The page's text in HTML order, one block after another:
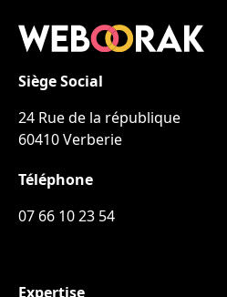
Siège Social
24 Rue de la république
60410 Verberie
Téléphone
07 66 10 23 54
Expertise